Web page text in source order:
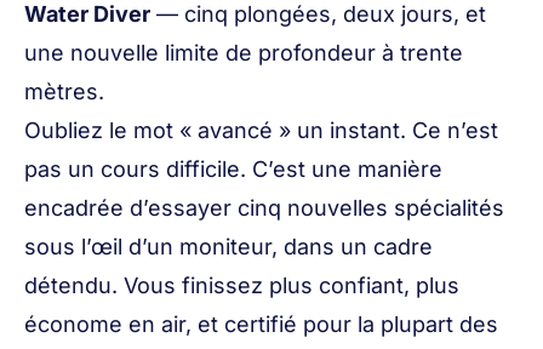
Water Diver — cinq plongées, deux jours, et
une nouvelle limite de profondeur à trente
mètres.
Oubliez le mot « avancé » un instant. Ce n’est
pas un cours difficile. C’est une manière
encadrée d’essayer cinq nouvelles spécialités
sous l’œil d’un moniteur, dans un cadre
détendu. Vous finissez plus confiant, plus
économe en air, et certifié pour la plupart des